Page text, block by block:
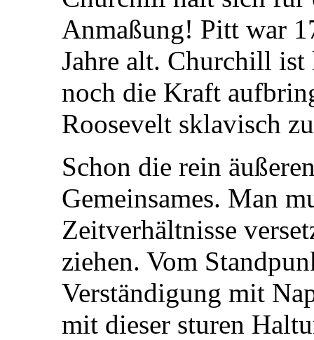
Anmaßung! Pitt war
Jahre alt. Churchill ist
noch die Kraft
Roosevelt sklavisch
Schon die rein
Gemeinsames. Man
Zeitverhältnisse
ziehen. Vom
Verständigung mit
mit dieser sturen